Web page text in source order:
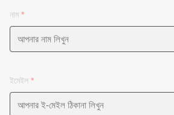
নাম *
ইমেইল *